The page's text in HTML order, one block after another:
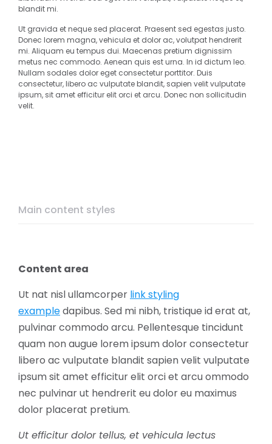
blandit mi.
Ut gravida et neque sed placerat. Praesent sed egestas justo.
Donec lorem magna, vehicula et dolor ac, volutpat hendrerit
mi. Aliquam eu tempus dui. Maecenas pretium dignissim
metus nec commodo. Aenean quis est urna. In id dictum leo.
Nullam sodales dolor eget consectetur porttitor. Duis
consectetur, libero ac vulputate blandit, sapien velit vulputate
ipsum, sit amet efficitur elit orci et arcu. Donec non sollicitudin
velit.
Main content styles
Content area
Ut nat nisl ullamcorper link styling
exampledapibus. Sed mi nibh, tristique id erat at,
pulvinar commodo arcu. Pellentesque tincidunt
quam non augue lorem ipsum dolor consectetur
libero ac vulputate blandit sapien velit vulputate
ipsum sit amet efficitur elit orci et arcu ommodo
nec pulvinar ut hendrerit eu dolor eu maximus
dolor placerat pretium.
Ut efficitur dolor tellus, et vehicula lectus